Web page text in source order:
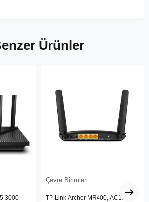
Ürünler
3000
Çevre Birimleri
TP-Link Archer MR400, AC1200